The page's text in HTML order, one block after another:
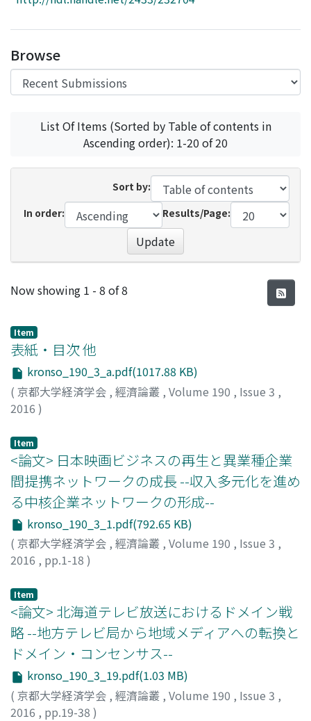
Access Statistics
Browse
List Of Items (Sorted by Table of contents in
Ascending order): 1-20 of 20
Sort by:
In order:
Results/Page:
Update
Recent Submissions
Now showing 1 - 8 of 8
Item
表紙・目次 他
kronso_190_3_a.pdf(1017.88 KB)
( 京都大学経済学会 , 經濟論叢 , Volume 190 , Issue 3 ,
2016 )
Item
<論文> 日本映画ビジネスの再生と異業種企業
間提携ネットワークの成長 --収入多元化を進め
る中核企業ネットワークの形成--
kronso_190_3_1.pdf(792.65 KB)
( 京都大学経済学会 , 經濟論叢 , Volume 190 , Issue 3 ,
2016 , pp.1-18 )
Item
<論文> 北海道テレビ放送におけるドメイン戦
略 --地方テレビ局から地域メディアへの転換と
ドメイン・コンセンサス--
kronso_190_3_19.pdf(1.03 MB)
( 京都大学経済学会 , 經濟論叢 , Volume 190 , Issue 3 ,
2016 , pp.19-38 )